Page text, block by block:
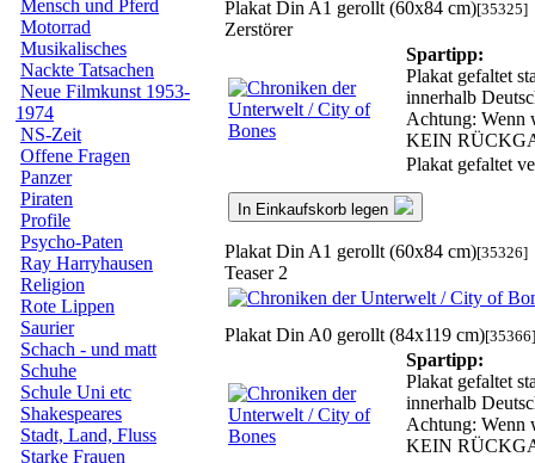
Mensch und Pferd
Motorrad
Musikalisches
Nackte Tatsachen
Neue Filmkunst 1953-
1974
NS-Zeit
Offene Fragen
Panzer
Piraten
Profile
Psycho-Paten
Ray Harryhausen
Religion
Rote Lippen
Saurier
Schach - und matt
Schuhe
Schule Uni etc
Shakespeares
Stadt, Land, Fluss
Starke Frauen
Plakat Din A1 gerollt (60x84 cm)[35325]
Zerstörer
Spartipp:
Plakat gefaltet
innerhalb
Achtung: Wenn
KEIN
Plakat gefaltet
In Einkaufskorb legen
Plakat Din A1 gerollt (60x84 cm)[35326]
Teaser 2
Plakat Din A0 gerollt (84x119 cm)[35366]
Spartipp:
Plakat gefaltet
innerhalb
Achtung: Wenn
KEIN